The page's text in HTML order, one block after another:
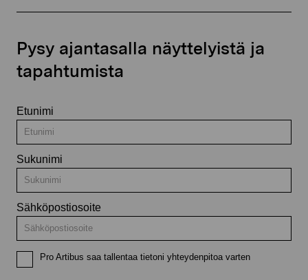
Pysy ajantasalla näyttelyistä ja
tapahtumista
Etunimi
Sukunimi
Sähköpostiosoite
Pro Artibus saa tallentaa tietoni yhteydenpitoa varten